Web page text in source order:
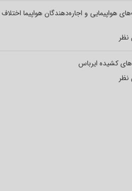
هواپیمایی و اجاره‌دهندگان هواپیما اختلاف
کشیده ایرباس